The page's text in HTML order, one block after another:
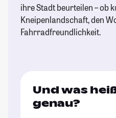
ihre Stadt beurteilen – ob
Kneipenlandschaft, den
Fahrradfreundlichkeit.
Und was
genau?